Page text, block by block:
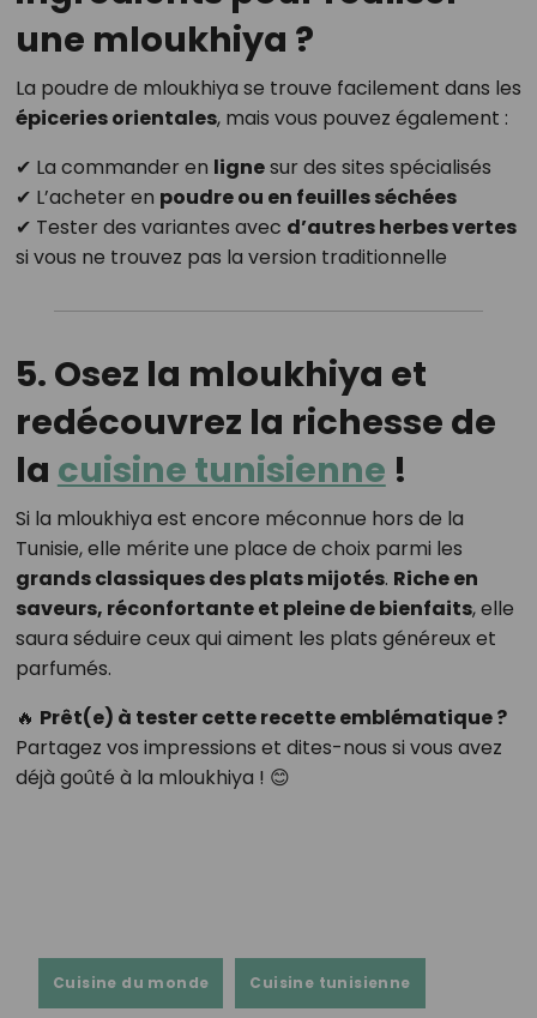
une mloukhiya ?
La poudre de mloukhiya se trouve facilement dans les
épiceries orientales, mais vous pouvez également :
✔ La commander en lignesur des sites spécialisés
✔ L’acheter en poudre ou en feuilles séchées
✔ Tester des variantes avec d’autres herbes vertes
si vous ne trouvez pas la version traditionnelle
5. Osez la mloukhiya et
redécouvrez la richesse de
la cuisine tunisienne !
Si la mloukhiya est encore méconnue hors de la
Tunisie, elle mérite une place de choix parmi les
grands classiques des plats mijotés. Riche en
saveurs, réconfortante et pleine de bienfaits, elle
saura séduire ceux qui aiment les plats généreux et
parfumés.
🔥 Prêt(e) à tester cette recette emblématique ?
Partagez vos impressions et dites-nous si vous avez
déjà goûté à la mloukhiya ! 😊
Cuisine du monde Cuisine tunisienne